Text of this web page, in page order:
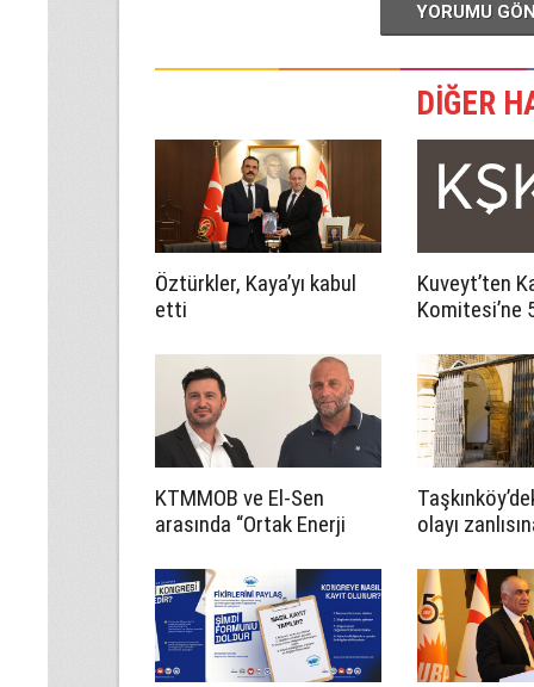
YORUMU
DİĞER
Öztürkler, Kaya’yı kabul
etti
Kuveyt’ten
Komitesi’ne
KTMMOB ve El-Sen
arasında “Ortak Enerji
Protokolü” imzalandı
olayı